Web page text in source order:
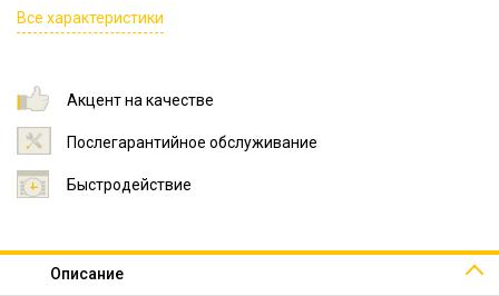
Все характеристики
Акцент на качестве
Послегарантийное обслуживание
Быстродействие
Описание